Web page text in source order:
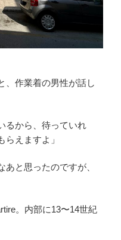
、作業着の男性が話し
るから、待っていれ
えますよ」
と思ったのですが、
。内部に13〜14世紀